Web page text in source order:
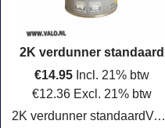
2K verdunner standaard
€14.95 Incl. 21% btw
€12.36 Excl. 21% btw
2K verdunner standaardVerpakking: 1 of 5 Liter